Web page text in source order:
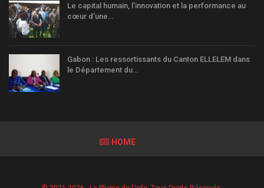
Le capital humain, l’innovation et la performance au
cœur d’une…
Gabon : Les ressortissants du Canton ELLELEM dans
le Département du…
HOME